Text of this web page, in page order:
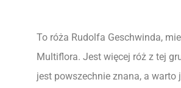
To róża Rudolfa Geschwinda,
Multiflora. Jest więcej róż z tej
jest powszechnie znana, a warto